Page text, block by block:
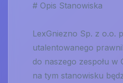
# Opis Stanowiska
LexGniezno Sp. z o.o.
utalentowanego
do naszego zespołu w
na tym stanowisku